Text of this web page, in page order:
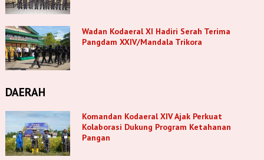
Wadan Kodaeral XI Hadiri Serah Terima
Pangdam XXIV/Mandala Trikora
DAERAH
Komandan Kodaeral XIV Ajak Perkuat
Kolaborasi Dukung Program Ketahanan
Pangan